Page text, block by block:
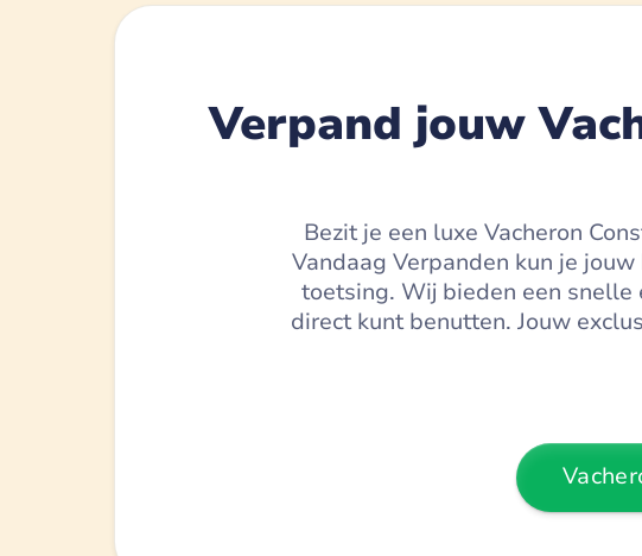
Verpand jouw
Bezit je een luxe Vacheron
Vandaag Verpanden kun je
toetsing. Wij bieden een
direct kunt benutten. Jouw